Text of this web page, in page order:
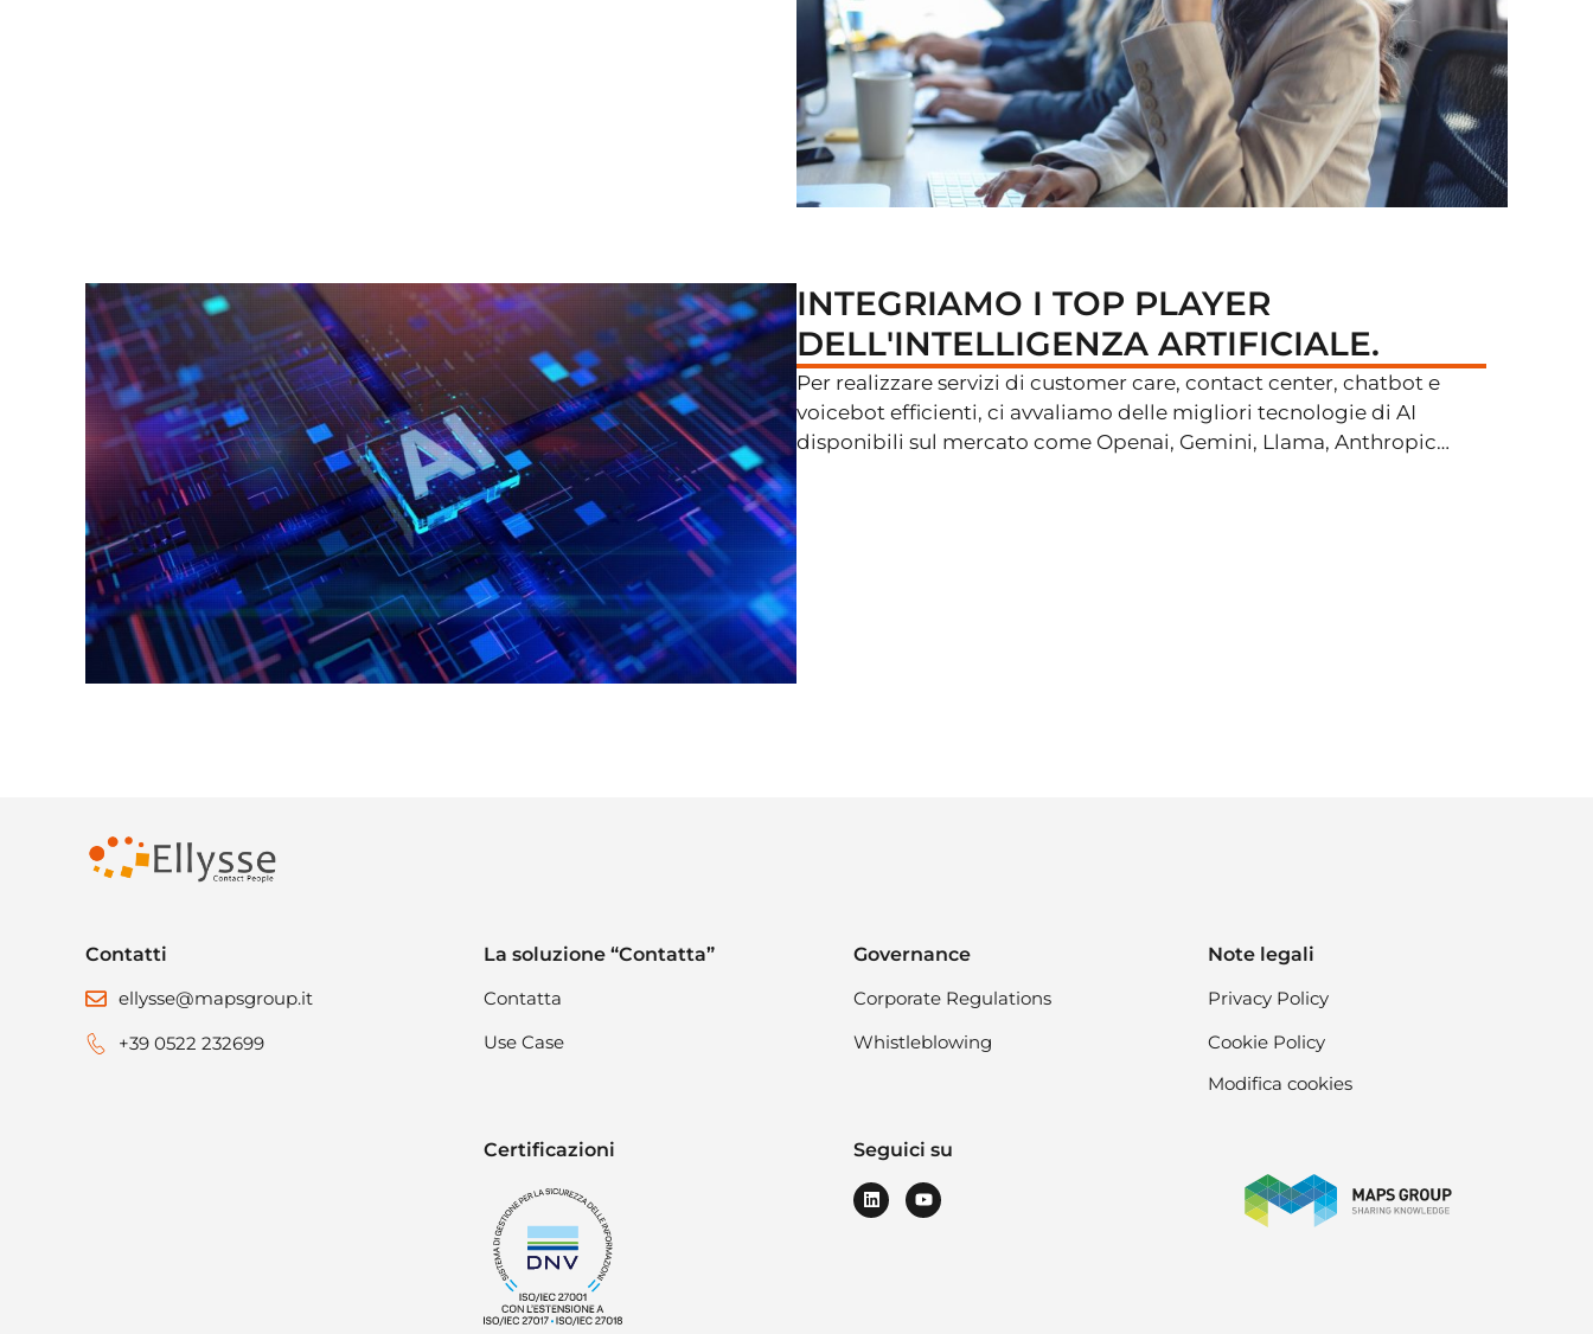
INTEGRIAMO I TOP PLAYER
DELL'INTELLIGENZA ARTIFICIALE.
Per realizzare servizi di customer care, contact center, chatbot e
voicebot efficienti, ci avvaliamo delle migliori tecnologie di AI
disponibili sul mercato come Openai, Gemini, Llama, Anthropic…
Contatti
ellysse@mapsgroup.it
+39 0522 232699
La soluzione “Contatta”
Contatta
Use Case
Governance
Corporate Regulations
Whistleblowing
Note legali
Privacy Policy
Cookie Policy
Modifica cookies
Certificazioni Seguici su